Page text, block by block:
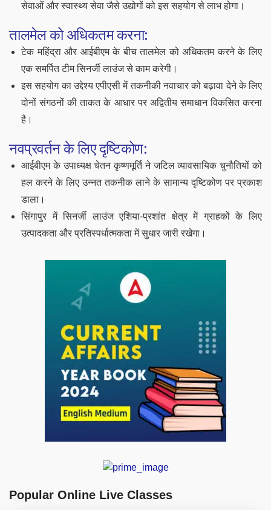
सेवाओं और स्वास्थ्य सेवा जैसे उद्योगों को इस सहयोग से लाभ होगा।
तालमेल को अधिकतम करना:
टेक महिंद्रा और आईबीएम के बीच तालमेल को अधिकतम करने के लिए
एक समर्पित टीम सिनर्जी लाउंज से काम करेगी।
इस सहयोग का उद्देश्य एपीएसी में तकनीकी नवाचार को बढ़ावा देने के लिए
दोनों संगठनों की ताकत के आधार पर अद्वितीय समाधान विकसित करना
है।
नवप्रवर्तन के लिए दृष्टिकोण:
आईबीएम के उपाध्यक्ष चेतन कृष्णमूर्ति ने जटिल व्यावसायिक चुनौतियों को
हल करने के लिए उन्नत तकनीक लाने के सामान्य दृष्टिकोण पर प्रकाश
डाला।
सिंगापुर में सिनर्जी लाउंज एशिया-प्रशांत क्षेत्र में ग्राहकों के लिए
उत्पादकता और प्रतिस्पर्धात्मकता में सुधार जारी रखेगा।
Popular Online Live Classes